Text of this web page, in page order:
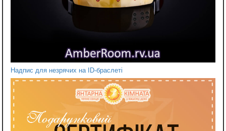
Надпис для незрячих на ID-браслеті